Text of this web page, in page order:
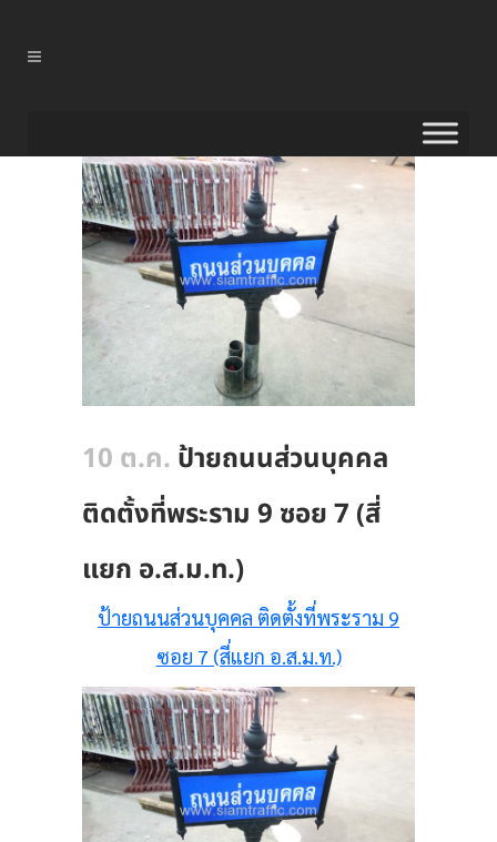
10 ต.ค. ป้ายถนนส่วนบุคคล
ติดตั้งที่พระราม 9 ซอย 7 (สี่
แยก อ.ส.ม.ท.)
ป้ายถนนส่วนบุคคล ติดตั้งที่พระราม 9
ซอย 7 (สี่แยก อ.ส.ม.ท.)